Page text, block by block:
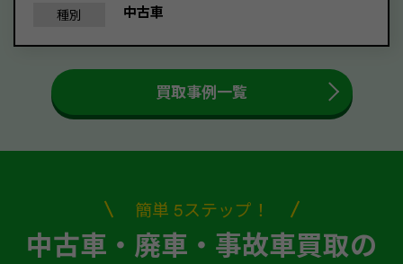
種別 中古車
買取事例一覧
簡単 5ステップ！
中古車・廃車・事故車買取の